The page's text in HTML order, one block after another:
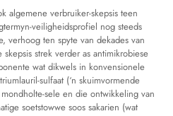
algemene verbruiker-skepsis teen
veiligheidsprofiel nog steeds
verhoog ten spyte van dekades van
strek verder as antimikrobiese
wat dikwels in konvensionele
sulfaat (‘n skuimvormende
sele en die ontwikkeling van
soetstowwe soos sakarien (wat